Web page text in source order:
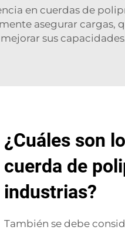
en cuerdas de
asegurar cargas,
sus
¿Cuáles son
cuerda de
industrias?
También se debe